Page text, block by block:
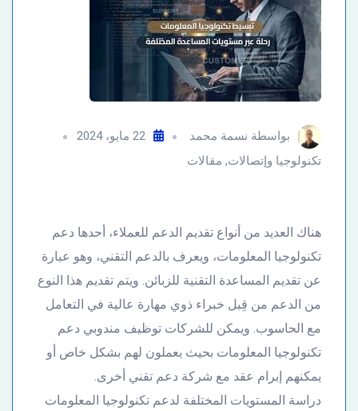
بواسطة نسمة محمد
22 مايو، 2024
تكنولوجيا وإتصالات, مقالات
هناك العديد من أنواع تقديم الدعم للعملاء، أحدها دعم
تكنولوجيا المعلومات، ويعرف بالدعم التقني، وهو عبارة
عن تقديم المساعدة التقنية للزبائن. ويتم تقديم هذا النوع
من الدعم من قِبل خبراء ذوي مهارة عالية في التعامل
مع الحاسوب. ويمكن للشركات توظيف مندوبي دعم
تكنولوجيا المعلومات بحيث يعملون لهم بشكل خاص أو
يمكنهم إبرام عقد مع شركة دعم تقني أخرى.
دراسة المستويات المختلفة لدعم تكنولوجيا المعلومات